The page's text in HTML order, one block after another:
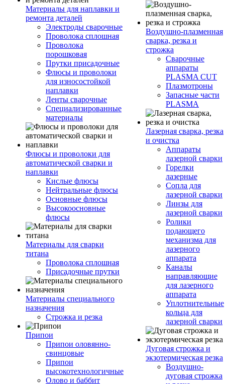
Материалы для наплавки и
ремонта деталей
Электроды сварочные
Проволока сплошная
Проволока
порошковая
Прутки присадочные
Флюсы и проволоки
для износостойкой
наплавки
Ленты сварочные
Специализированные
материалы
Флюсы и проволоки для
автоматической сварки и
наплавки
Кислые флюсы
Нейтральные флюсы
Основные флюсы
Высокоосновные
флюсы
Материалы для сварки
титана
Проволока сплошная
Присадочные прутки
Материалы специального
назначения
Строжка и резка
Припои
Припои оловянно-
свинцовые
Припои
высокотехнологичные
Олово и баббит
Воздушно-плазменная
сварка, резка и
строжка
Сварочные
аппараты
PLASMA CUT
Плазмотроны
Запасные части
PLASMA
Лазерная сварка, резка
и очистка
Аппараты
лазерной сварки
Горелки
лазерные
Сопла для
лазерной сварки
Линзы для
лазерной сварки
Ролики
подающего
механизма для
лазерного
аппарата
Каналы
направляющие
для лазерного
аппарата
Уплотнительные
кольца для
лазерной сварки
Дуговая строжка и
экзотермическая резка
Воздушно-
дуговая строжка